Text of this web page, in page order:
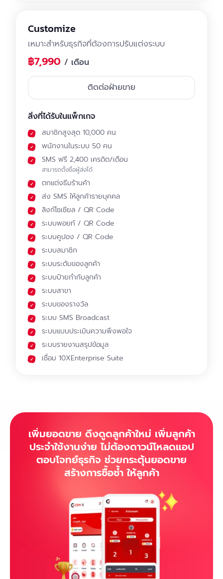
Customize
เหมาะสำหรับธุรกิจที่ต้องการปรับแต่งระบบ
฿7,990 / เดือน
ติดต่อฝ่ายขาย
สิ่งที่ได้รับในแพ็กเกจ
สมาชิกสูงสุด 10,000 คน
พนักงานในระบบ 50 คน
SMS ฟรี 2,400 เครดิต/เดือน
สามารถตั้งชื่อผู้ส่งได้
ตกแต่งธีมร้านค้า
ส่ง SMS ให้ลูกค้ารายบุคคล
ลิงก์โซเชียล / QR Code
ระบบพอยท์ / QR Code
ระบบคูปอง / QR Code
ระบบสมาชิก
ระบบระดับของลูกค้า
ระบบป้ายกำกับลูกค้า
ระบบสาขา
ระบบของรางวัล
ระบบ SMS Broadcast
ระบบแบบประเมินความพึงพอใจ
ระบบรายงานสรุปข้อมูล
เชื่อม 10XEnterprise Suite
เพิ่มยอดขาย ดึงดูดลูกค้าใหม่ เพิ่มลูกค้า
ประจำใช้งานง่าย ไม่ต้องดาวน์โหลดแอป
ตอบโจทย์ธุรกิจ ช่วยกระตุ้นยอดขาย
สร้างการซื้อซ้ำ ให้ลูกค้า